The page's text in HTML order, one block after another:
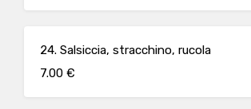
24. Salsiccia, stracchino, rucola
7.00 €